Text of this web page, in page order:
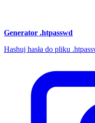
Generator .htpasswd
Hashuj hasła do pliku